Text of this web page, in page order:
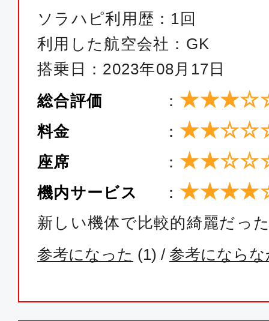
ソラハピ利用歴：1回
利用した航空会社：GK
搭乗日：2023年08月17日
総合評価
：
料金 ：
座席 ：
機内サービス ：
新しい機体で比較的綺麗だっ
参考になった (1) / 参考になら